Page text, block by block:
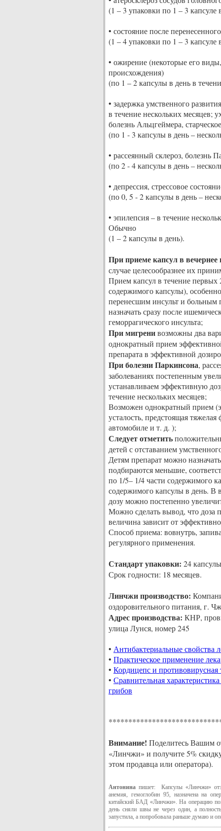
(1 – 3 упаковки по 1 – 3 капсуле
• состояние после
(1 – 4 упаковки по 1 – 3 капсуле
• ожирение (некоторые его
происхождения)
(по 1 – 2 капсулы в день в
• задержка умственного
в течение нескольких месяцев;
болезнь Альцгеймера,
(по 1 - 3 капсулы в день –
• рассеянный склероз, болезнь
(по 2 - 4 капсулы в день –
• депрессия, стрессовое
(по 0, 5 - 2 капсулы в день –
• эпилепсия – в течение
Обычно
(1 – 2 капсулы в день).
При приеме капсул в
случае целесообразнее их
Прием капсул в течение первых
содержимого капсулы),
перенесшим инсульт и больным
назначать сразу после
геморрагического инсульта;
При мигренивозможны два
однократный прием
препарата в эффективной
При болезни Паркинсона,
заболеваниях постепенным
устанавливаем эффективную
течение нескольких месяцев;
Возможен однократный прием
усталость, предстоящая
автомобиле и т. д. );
Следует отметить
детей с отставанием
Детям препарат можно
подбираются меньшие,
по 1/5– 1/4 части содержимого
содержимого капсулы в день. В
дозу можно постепенно
Можно сделать вывод, что доза
величина зависит от
Способ приема: вовнутрь,
регулярного применения.
Стандарт упаковки: 24
Срок годности: 18 месяцев.
Линчжи производство:
оздоровительного питания, г.
Адрес производства: КНР,
улица Лунся, номер 245
• Антибактериальные свойства
• Практическое применение
• Кордицепс и противовирусная
• Сравнительная
грибов
Внимание! Поделитесь Вашим
«Линчжи» и получите 5%
этом продавца или оператора).
Антонина пишет: Капсулы «Линчжи»
анемия, гемоглобин 95, назначена на
китайский БАД «Линчжи». На операцию
день сняли швы не через один, а
запустила, а попробовала раньше думаю и